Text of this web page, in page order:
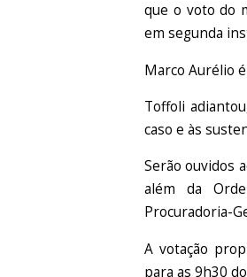
que o voto do
em segunda
Marco Aurélio
Toffoli
caso e às
Serão ouvidos
além da
Procuradoria-
A votação
para as 9h30